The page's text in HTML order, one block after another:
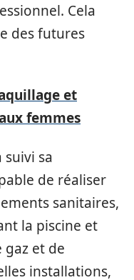
Cela
des futures
et
femmes
suivi sa
de réaliser
sanitaires,
la piscine et
gaz et de
installations,